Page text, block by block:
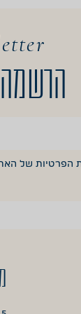
הרשמה
הפרטיות של